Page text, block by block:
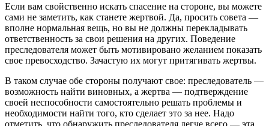
Если вам свойственно искать спасение на стороне, вы можете
сами не заметить, как станете жертвой. Да, просить совета —
вполне нормальная вещь, но вы не должны перекладывать
ответственность за свои решения на других. Поведение
преследователя может быть мотивировано желанием показать
свое превосходство. Зачастую их могут притягивать жертвы.
В таком случае обе стороны получают свое: преследователь —
возможность найти виновных, а жертва — подтверждение
своей неспособности самостоятельно решать проблемы и
необходимости найти того, кто сделает это за нее. Надо
отметить, что обнаружить преследователя легче всего — эта